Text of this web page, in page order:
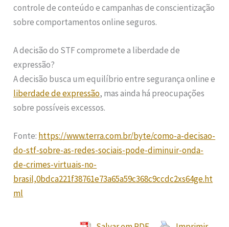
controle de conteúdo e campanhas de conscientização
sobre comportamentos online seguros.
A decisão do STF compromete a liberdade de
expressão?
A decisão busca um equilíbrio entre segurança online e
liberdade de expressão, mas ainda há preocupações
sobre possíveis excessos.
Fonte: https://www.terra.com.br/byte/como-a-decisao-
do-stf-sobre-as-redes-sociais-pode-diminuir-onda-
de-crimes-virtuais-no-
brasil,0bdca221f38761e73a65a59c368c9ccdc2xs64ge.ht
ml